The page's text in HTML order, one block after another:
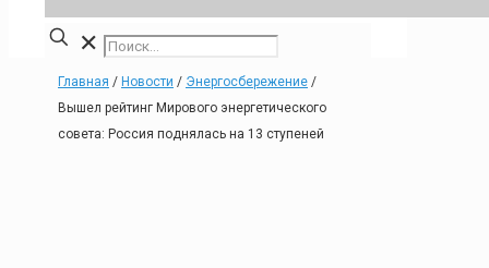
✕
Главная / Новости / Энергосбережение /
Вышел рейтинг Мирового энергетического
совета: Россия поднялась на 13 ступеней